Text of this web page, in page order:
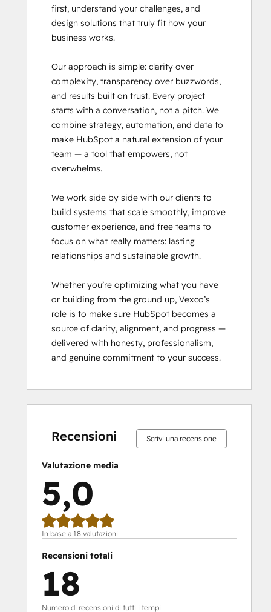
first, understand your challenges, and
design solutions that truly fit how your
business works.
Our approach is simple: clarity over
complexity, transparency over buzzwords,
and results built on trust. Every project
starts with a conversation, not a pitch. We
combine strategy, automation, and data to
make HubSpot a natural extension of your
team — a tool that empowers, not
overwhelms.
We work side by side with our clients to
build systems that scale smoothly, improve
customer experience, and free teams to
focus on what really matters: lasting
relationships and sustainable growth.
Whether you’re optimizing what you have
or building from the ground up, Vexco’s
role is to make sure HubSpot becomes a
source of clarity, alignment, and progress —
delivered with honesty, professionalism,
and genuine commitment to your success.
Recensioni Scrivi una recensione
Valutazione media
5,0
In base a 18 valutazioni
Recensioni totali
18
Numero di recensioni di tutti i tempi
100%
0%
0%
0%
0%